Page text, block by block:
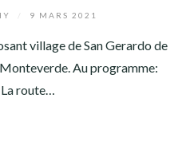
9 MARS 2021
village de San Gerardo de
Au programme:
route…